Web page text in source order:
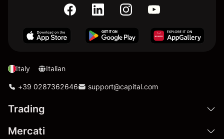
Italy Italian
+39 0287362646 support@capital.com
Trading
Mercati